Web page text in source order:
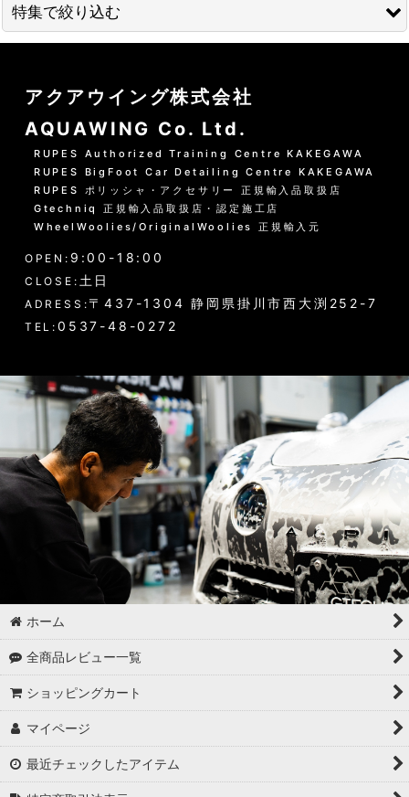
特集で絞り込む
水洗いの方法
グリーンシャンプー洗車の方法
PHリフレッシュシャンプー洗車
黒い筋状の水垢・古い保護層
ホイール・タイヤの洗浄
エンジンルーム・タイヤハウスなど
ドア・トランクの内側（インナー）の洗浄
ゴムパーツの洗浄
各パーツの脱脂
02 -------------------
ボディコーティング（通常カラー）
ボディコーティング（マットカラー）
アルミホイールコーティング（クリアーコートなし アルミ素地
）
アルミホイールコーティング（メッキ・スパッタリング）
アルミホイールコーティング（艶消〜半艶 マットカラー）
アルミホイールコーティング（クリアーなし ソリッドカラー塗
アクアウイング株式会社
AQUAWING Co. Ltd.
RUPES Authorized Training Centre KAKEGAWA
RUPES BigFoot Car Detailing Centre KAKEGAWA
RUPES ポリッシャ・アクセサリー 正規輸入品取扱店
Gtechniq 正規輸入品取扱店・認定施工店
WheelWoolies/OriginalWoolies 正規輸入元
OPEN: 9:00-18:00
CLOSE: 土日
ADRESS: 〒437-1304 静岡県掛川市西大渕252-7
TEL: 0537-48-0272
ホーム
全商品レビュー一覧
ショッピングカート
マイページ
最近チェックしたアイテム